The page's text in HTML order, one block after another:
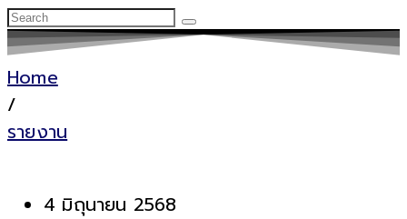
Home
/
รายงาน
4 มิถุนายน 2568